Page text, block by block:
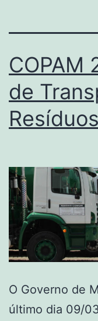
COPAM
de
Resíduos
O Governo de
último dia 09/